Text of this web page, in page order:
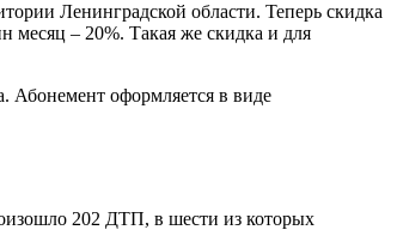
Ленинградской области. Теперь скидка
месяц – 20%. Такая же скидка и для
Абонемент оформляется в виде
202 ДТП, в шести из которых